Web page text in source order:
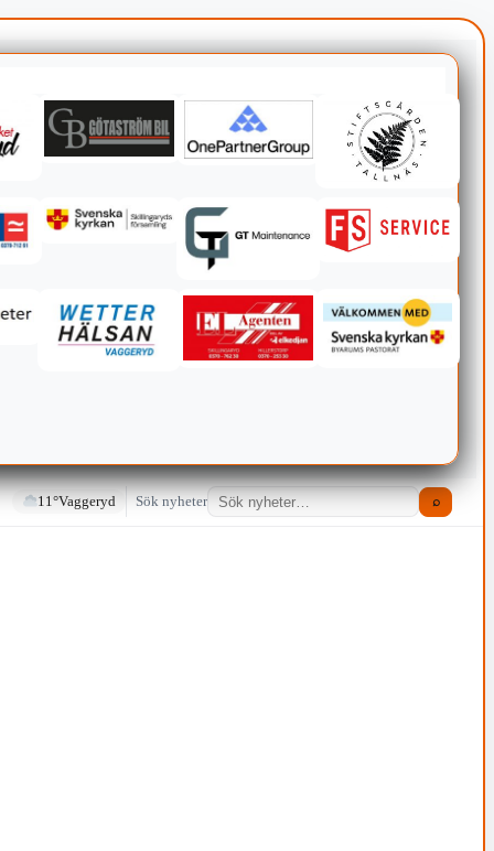
11°Vaggeryd Sök nyheter ⌕